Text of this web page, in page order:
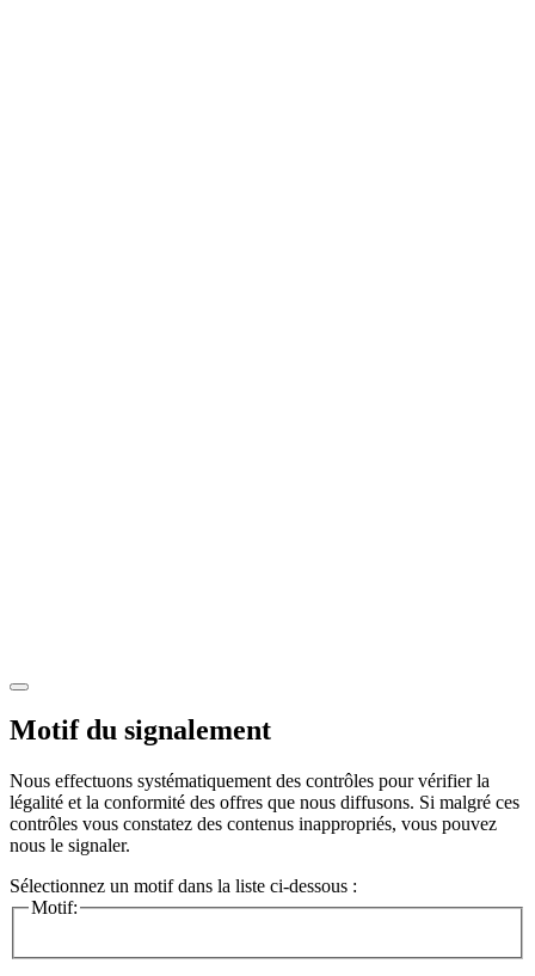
Motif du signalement
Nous effectuons systématiquement des contrôles pour vérifier la
légalité et la conformité des offres que nous diffusons. Si malgré ces
contrôles vous constatez des contenus inappropriés, vous pouvez
nous le signaler.
Sélectionnez un motif dans la liste ci-dessous :
Motif: